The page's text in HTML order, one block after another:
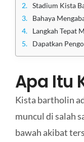
Stadium Kista
Bahaya
Langkah Tepat
Dapatkan Pengobatan
Apa Itu
Kista bartholin
muncul di salah
bawah akibat